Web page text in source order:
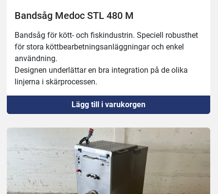
Yttermått: 1115x980mm, höjd 1900mm
Såghöjd: 420mm
Arbetsyta: 880x945 mm
Bandsåg Medoc STL 480 M
Bandsåg för kött- och fiskindustrin. Speciell robusthet
för stora köttbearbetningsanläggningar och enkel
användning.
Designen underlättar en bra integration på de olika
linjerna i skärprocessen.
Robust 18/10 rostfri konstruktion.
Rostfria remskivor med dubbel klaff.
Automatisk process för spänningskontroll.
Säkerhetsanordning för att stoppa klingan på 4
På-av-brytare med nödstoppsknapp, IP65.
Säkerhetsanordning vid öppning av dörr.
Inget spänningsutlösningssystem.
Tillverkning av blad på höger och vänster sida.
Lägg till i varukorgen